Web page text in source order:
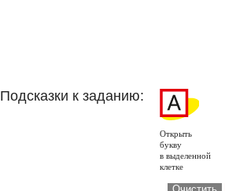
Подсказки к заданию:
Открыть
букву
в выделенной
клетке